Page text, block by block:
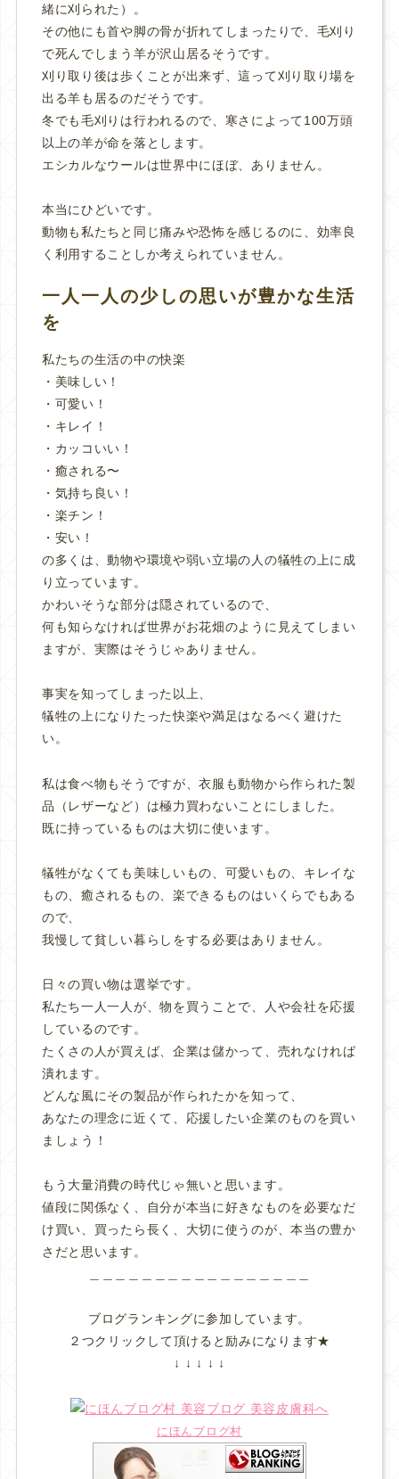
緒に刈られた）。
その他にも首や脚の骨が折れてしまったりで、毛刈り
で死んでしまう羊が沢山居るそうです。
刈り取り後は歩くことが出来ず、這って刈り取り場を
出る羊も居るのだそうです。
冬でも毛刈りは行われるので、寒さによって100万頭
以上の羊が命を落とします。
エシカルなウールは世界中にほぼ、ありません。
本当にひどいです。
動物も私たちと同じ痛みや恐怖を感じるのに、効率良
く利用することしか考えられていません。
一人一人の少しの思いが豊かな生活
を
私たちの生活の中の快楽
・美味しい！
・可愛い！
・キレイ！
・カッコいい！
・癒される〜
・気持ち良い！
・楽チン！
・安い！
の多くは、動物や環境や弱い立場の人の犠牲の上に成
り立っています。
かわいそうな部分は隠されているので、
何も知らなければ世界がお花畑のように見えてしまい
ますが、実際はそうじゃありません。
事実を知ってしまった以上、
犠牲の上になりたった快楽や満足はなるべく避けた
い。
私は食べ物もそうですが、衣服も動物から作られた製
品（レザーなど）は極力買わないことにしました。
既に持っているものは大切に使います。
犠牲がなくても美味しいもの、可愛いもの、キレイな
もの、癒されるもの、楽できるものはいくらでもある
ので、
我慢して貧しい暮らしをする必要はありません。
日々の買い物は選挙です。
私たち一人一人が、物を買うことで、人や会社を応援
しているのです。
たくさの人が買えば、企業は儲かって、売れなければ
潰れます。
どんな風にその製品が作られたかを知って、
あなたの理念に近くて、応援したい企業のものを買い
ましょう！
もう大量消費の時代じゃ無いと思います。
値段に関係なく、自分が本当に好きなものを必要なだ
け買い、買ったら長く、大切に使うのが、本当の豊か
さだと思います。
ブログランキングに参加しています。
２つクリックして頂けると励みになります★
↓ ↓ ↓ ↓ ↓
にほんブログ村